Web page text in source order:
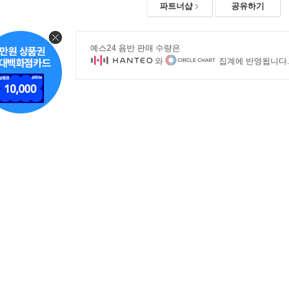
파트너샵 공유하기
예스24 음반 판매 수량은
와
집계에 반영됩니다.